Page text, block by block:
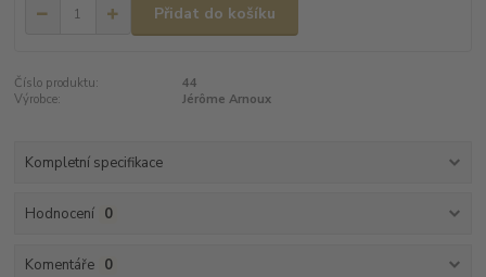
Přidat do košíku
Číslo produktu:
44
Výrobce:
Jérôme Arnoux
Kompletní specifikace
Hodnocení 0
Komentáře 0